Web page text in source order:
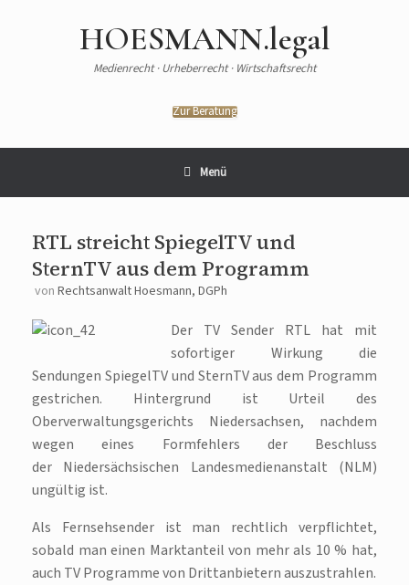
HOESMANN.legal
Medienrecht · Urheberrecht · Wirtschaftsrecht
Zur Beratung
Menü
RTL streicht SpiegelTV und
SternTV aus dem Programm
von Rechtsanwalt Hoesmann, DGPh
Der TV Sender RTL hat mit
sofortiger Wirkung die
Sendungen SpiegelTV und SternTV aus dem Programm
gestrichen. Hintergrund ist Urteil des
Oberverwaltungsgerichts Niedersachsen, nachdem
wegen eines Formfehlers der Beschluss
der Niedersächsischen Landesmedienanstalt (NLM)
ungültig ist.
Als Fernsehsender ist man rechtlich verpflichtet,
sobald man einen Marktanteil von mehr als 10 % hat,
auch TV Programme von Drittanbietern auszustrahlen.